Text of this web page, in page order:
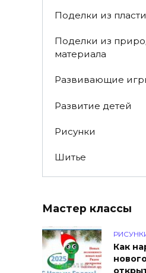
Поделки из
Поделки из
материала
Развивающие
Развитие детей
Рисунки
Шитье
Мастер классы
Как